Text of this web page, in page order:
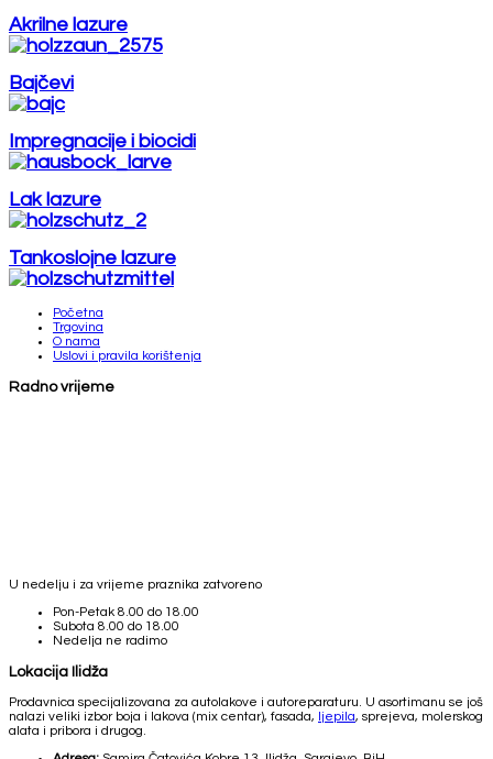
Akrilne lazure
Bajčevi
Impregnacije i biocidi
Lak lazure
Tankoslojne lazure
Početna
Trgovina
O nama
Uslovi i pravila korištenja
Radno vrijeme
U nedelju i za vrijeme praznika zatvoreno
Pon-Petak 8.00 do 18.00
Subota 8.00 do 18.00
Nedelja ne radimo
Lokacija Ilidža
Prodavnica specijalizovana za autolakove i autoreparaturu. U asortimanu se još
nalazi veliki izbor boja i lakova (mix centar), fasada, ljepila, sprejeva, molerskog
alata i pribora i drugog.